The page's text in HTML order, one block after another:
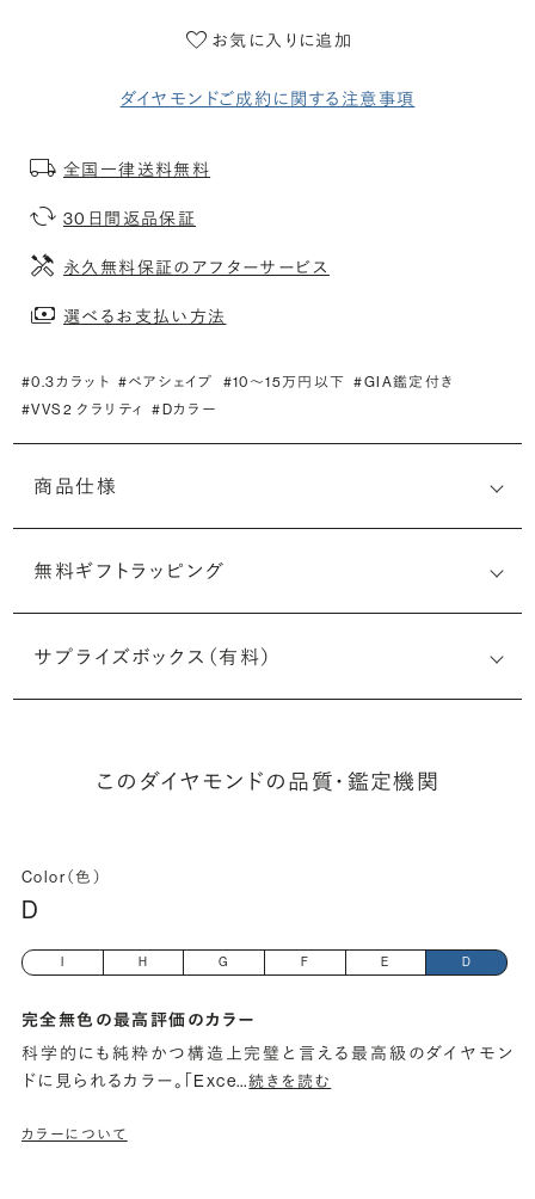
お気に入りに追加
ダイヤモンドご成約に関する注意事項
全国一律送料無料
30日間返品保証
永久無料保証のアフターサービス
選べるお支払い方法
#0.3カラット #ペアシェイプ #10〜15万円以下 #GIA鑑定付き
#VVS2 クラリティ
#Dカラー
商品仕様
無料ギフトラッピング
サプライズボックス（有料）
このダイヤモンドの品質・鑑定機関
Color（色）
D
H G F E D
完全無色の最高評価のカラー
科学的にも純粋かつ構造上完璧と言える最高級のダイヤモン
ドに見られるカラー。「Exce…続きを読む
カラーについて